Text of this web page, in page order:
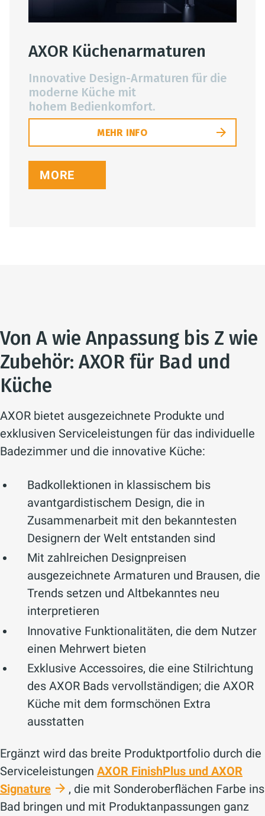
AXOR Küchenarmaturen
Innovative Design-Armaturen für die
moderne Küche mit
hohem Bedienkomfort.
MEHR INFO
MORE
Von A wie Anpassung bis Z wie
Zubehör: AXOR für Bad und
Küche
AXOR bietet ausgezeichnete Produkte und
exklusiven Serviceleistungen für das individuelle
Badezimmer und die innovative Küche:
Badkollektionen in klassischem bis
avantgardistischem Design, die in
Zusammenarbeit mit den bekanntesten
Designern der Welt entstanden sind
Mit zahlreichen Designpreisen
ausgezeichnete Armaturen und Brausen, die
Trends setzen und Altbekanntes neu
interpretieren
Innovative Funktionalitäten, die dem Nutzer
einen Mehrwert bieten
Exklusive Accessoires, die eine Stilrichtung
des AXOR Bads vervollständigen; die AXOR
Küche mit dem formschönen Extra
ausstatten
Ergänzt wird das breite Produktportfolio durch die
Serviceleistungen AXOR FinishPlus und AXOR
Signature
, die mit Sonderoberflächen Farbe ins
Bad bringen und mit Produktanpassungen ganz